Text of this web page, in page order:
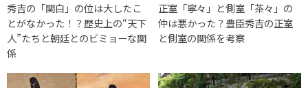
秀吉の「関白」の位は大したこ
とがなかった！？歴史上の“天下
人”たちと朝廷とのビミョーな関
係
正室「寧々」と側室「茶々」の
仲は悪かった？豊臣秀吉の正室
と側室の関係を考察